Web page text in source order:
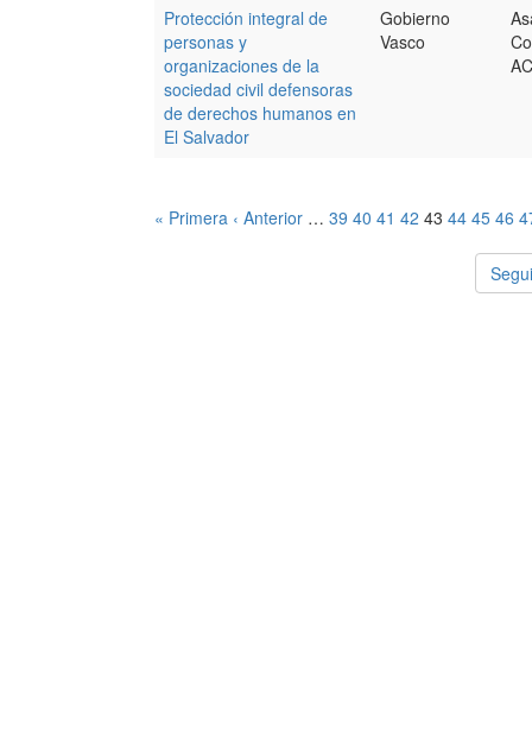
Protección integral de
personas y
organizaciones de la
sociedad civil defensoras
de derechos humanos en
El Salvador
Gobierno
Vasco
« Primera ‹ Anterior … 39 40 41 42 43 44 45 46